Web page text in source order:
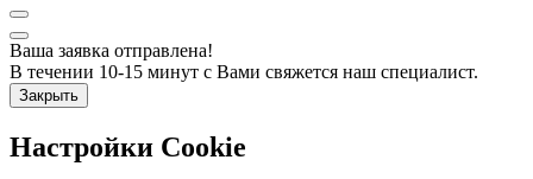
Ваша заявка отправлена!
В течении 10-15 минут с Вами свяжется наш специалист.
Закрыть
Настройки Cookie